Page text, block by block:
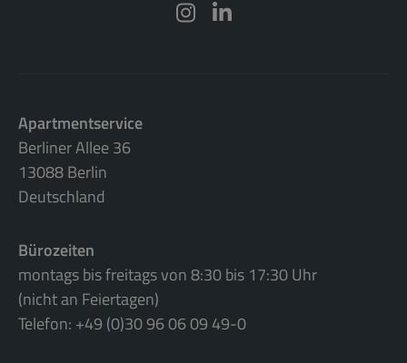
Apartmentservice
Berliner Allee 36
13088 Berlin
Deutschland
Bürozeiten
montags bis freitags von 8:30 bis 17:30 Uhr
(nicht an Feiertagen)
Telefon: +49 (0)30 96 06 09 49-0